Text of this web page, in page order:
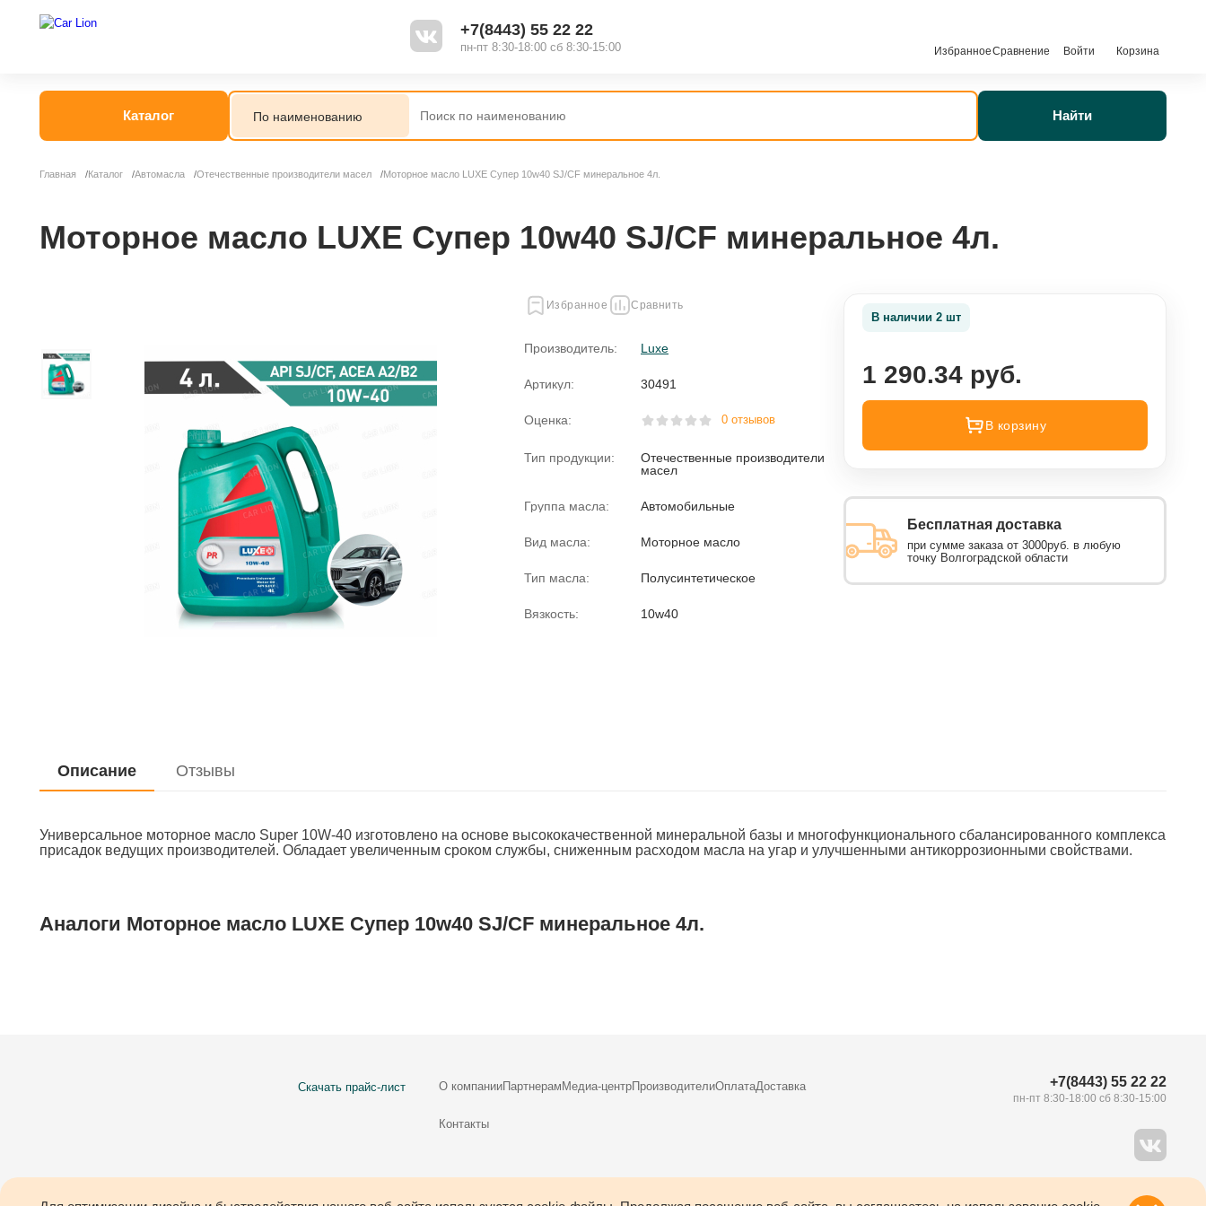
+7(8443) 55 22 22
пн-пт 8:30-18:00 сб 8:30-15:00 ИзбранноеСравнение Войти Корзина
Каталог Найти
Главная Каталог Автомасла Отечественные производители масел Моторное масло LUXE Супер 10w40 SJ/CF минеральное 4л.
Моторное масло LUXE Супер 10w40 SJ/CF минеральное 4л.
Избранное Сравнить
Производитель: Luxe
Артикул: 30491
Оценка: 0 отзывов
Тип продукции:
Отечественные производители
масел
Группа масла: Автомобильные
Вид масла: Моторное масло
Тип масла: Полусинтетическое
Вязкость: 10w40
В наличии 2 шт
1 290.34 руб.
В корзину
Бесплатная доставка
при сумме заказа от 3000руб. в любую
точку Волгоградской области
Описание Отзывы
Универсальное моторное масло Super 10W-40 изготовлено на основе высококачественной минеральной базы и многофункционального сбалансированного комплекса
присадок ведущих производителей. Обладает увеличенным сроком службы, сниженным расходом масла на угар и улучшенными антикоррозионными свойствами.
Аналоги Моторное масло LUXE Супер 10w40 SJ/CF минеральное 4л.
Скачать прайс-лист О компанииПартнерам Медиа-центрПроизводителиОплатаДоставка
Контакты
+7(8443) 55 22 22
пн-пт 8:30-18:00 сб 8:30-15:00